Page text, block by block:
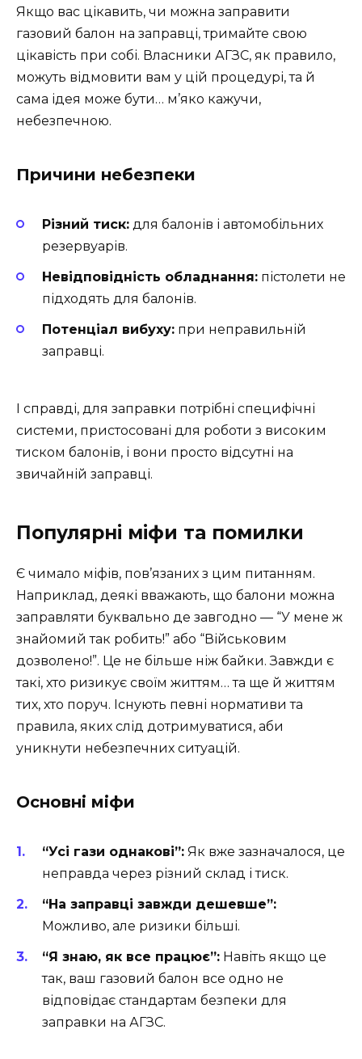
Якщо вас цікавить, чи можна заправити
газовий балон на заправці, тримайте свою
цікавість при собі. Власники АГЗС, як правило,
можуть відмовити вам у цій процедурі, та й
сама ідея може бути… м’яко кажучи,
небезпечною.
Причини небезпеки
Різний тиск: для балонів і автомобільних
резервуарів.
Невідповідність обладнання: пістолети не
підходять для балонів.
Потенціал вибуху: при неправильній
заправці.
І справді, для заправки потрібні специфічні
системи, пристосовані для роботи з високим
тиском балонів, і вони просто відсутні на
звичайній заправці.
Популярні міфи та помилки
Є чимало міфів, пов’язаних з цим питанням.
Наприклад, деякі вважають, що балони можна
заправляти буквально де завгодно — “У мене ж
знайомий так робить!” або “Військовим
дозволено!”. Це не більше ніж байки. Завжди є
такі, хто ризикує своїм життям… та ще й життям
тих, хто поруч. Існують певні нормативи та
правила, яких слід дотримуватися, аби
уникнути небезпечних ситуацій.
Основні міфи
“Усі гази однакові”: Як вже зазначалося, це
неправда через різний склад і тиск.
“На заправці завжди дешевше”:
Можливо, але ризики більші.
“Я знаю, як все працює”: Навіть якщо це
так, ваш газовий балон все одно не
відповідає стандартам безпеки для
заправки на АГЗС.